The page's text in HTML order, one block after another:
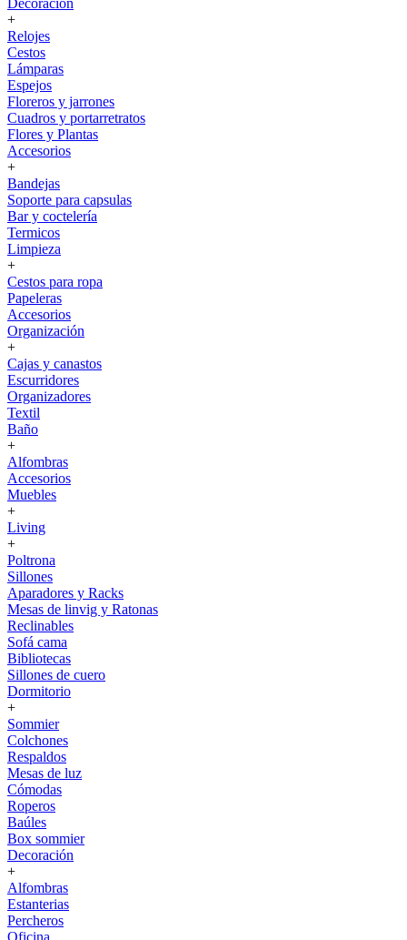
Decoración
+
Relojes
Cestos
Lámparas
Espejos
Floreros y jarrones
Cuadros y portarretratos
Flores y Plantas
Accesorios
+
Bandejas
Soporte para capsulas
Bar y coctelería
Termicos
Limpieza
+
Cestos para ropa
Papeleras
Accesorios
Organización
+
Cajas y canastos
Escurridores
Organizadores
Textil
Baño
+
Alfombras
Accesorios
Muebles
+
Living
+
Poltrona
Sillones
Aparadores y Racks
Mesas de linvig y Ratonas
Reclinables
Sofá cama
Bibliotecas
Sillones de cuero
Dormitorio
+
Sommier
Colchones
Respaldos
Mesas de luz
Cómodas
Roperos
Baúles
Box sommier
Decoración
+
Alfombras
Estanterias
Percheros
Oficina